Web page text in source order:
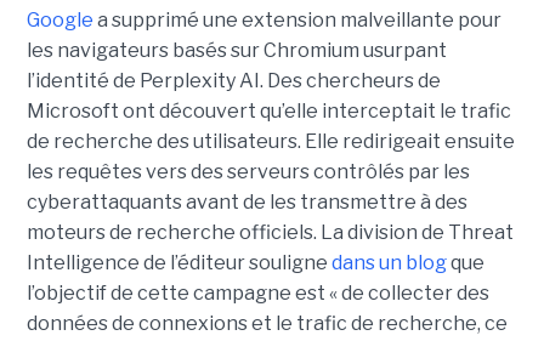
Google a supprimé une extension malveillante pour
les navigateurs basés sur Chromium usurpant
l’identité de Perplexity AI. Des chercheurs de
Microsoft ont découvert qu’elle interceptait le trafic
de recherche des utilisateurs. Elle redirigeait ensuite
les requêtes vers des serveurs contrôlés par les
cyberattaquants avant de les transmettre à des
moteurs de recherche officiels. La division de Threat
Intelligence de l’éditeur souligne dans un blogque
l’objectif de cette campagne est « de collecter des
données de connexions et le trafic de recherche, ce